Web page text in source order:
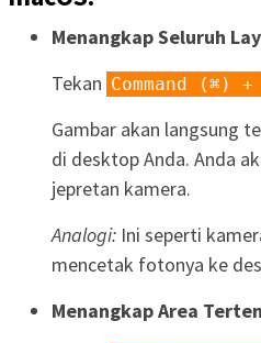
Menangkap Seluruh
Tekan Command (⌘)
Gambar akan langsung
di desktop Anda. Anda
jepretan kamera.
Analogi: Ini seperti
mencetak fotonya ke
Menangkap Area